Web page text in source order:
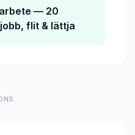
— 20
flit & lättja